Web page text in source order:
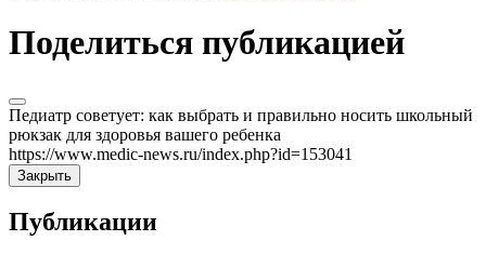
Поделиться публикацией
Педиатр советует: как выбрать и правильно носить школьный
рюкзак для здоровья вашего ребенка
https://www.medic-news.ru/index.php?id=153041
Закрыть
Публикации